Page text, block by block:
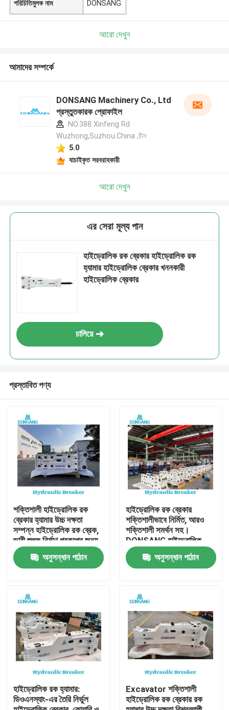
বাড়ি
VR প্রদর্শন
পরিচিতিমুলক নাম DONSANG
আরো দেখুন
আমাদের সম্পর্কে
DONSANG Machinery Co., Ltd
প্রস্তুতকারক প্রোফাইল
NO.388 Xinfeng Rd
Wuzhong,Suzhou.China ,চীন
5.0
যাচাইকৃত সরবরাহকারী
আরো দেখুন
এর সেরা মূল্য পান
হাইড্রোলিক রক ব্রেকার হাইড্রোলিক রক
হ্যামার হাইড্রোলিক ব্রেকার খননকারী
হাইড্রোলিক ব্রেকার
চালিয়ে
প্রস্তাবিত পণ্য
শক্তিশালী হাইড্রোলিক রক
ব্রেকার হ্যামার উচ্চ দক্ষতা
সম্পন্ন হাইড্রোলিক রক ব্রেক,
ভারী শুল্ক নির্মাণ প্রকল্পের জন্য,
পাথর ভাঙ্গা থেকে পুনর্ব্যবহার
পর্যন্ত DONSANG বহুমুখী
হাইড্রোলিক ব্রেকার, OEM
অনুসন্ধান পাঠান
হাইড্রোলিক রক ব্রেকার
শক্তিশালীভাবে নির্মিত, আরও
শক্তিশালী সমর্থন সহ।
DONSANG হাইড্রোলিক
ব্রেকার, ২৪/৭ বিশেষজ্ঞ সহায়তা
সহ। হাইড্রোলিক রক হ্যামার
অ্যাটাচমেন্ট, নির্মাণ যন্ত্রাংশ
অনুসন্ধান পাঠান
হাইড্রোলিক রক হ্যামার:
ডিওএনস্যাং-এর তৈরি নির্ভুল
Excavator শক্তিশালী
হাইড্রোলিক রক ব্রেকার রক